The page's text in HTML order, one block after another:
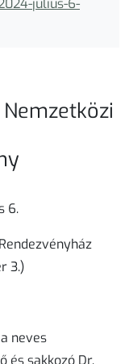
Nemzetközi
6.
3.)
neves
és sakkozó Dr.